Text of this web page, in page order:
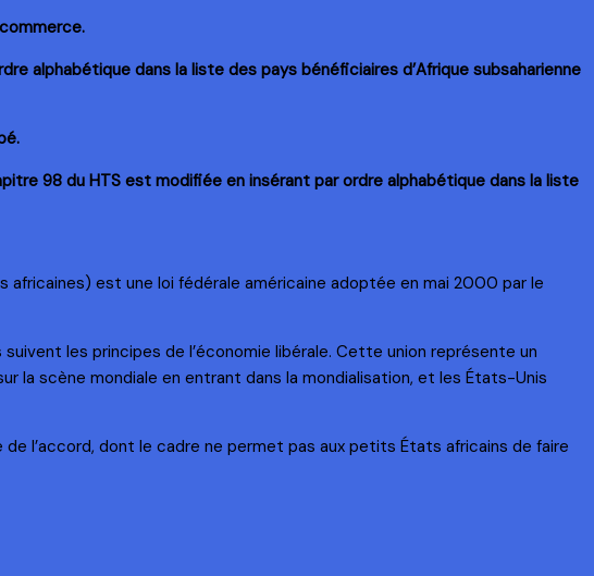
alphabétique dans la liste des pays bénéficiaires d’Afrique subsaharienne
98 du HTS est modifiée en insérant par ordre alphabétique dans la liste
est une loi fédérale américaine adoptée en mai 2000 par le
les principes de l’économie libérale. Cette union représente un
la scène mondiale en entrant dans la mondialisation, et les États-Unis
l’accord, dont le cadre ne permet pas aux petits États africains de faire